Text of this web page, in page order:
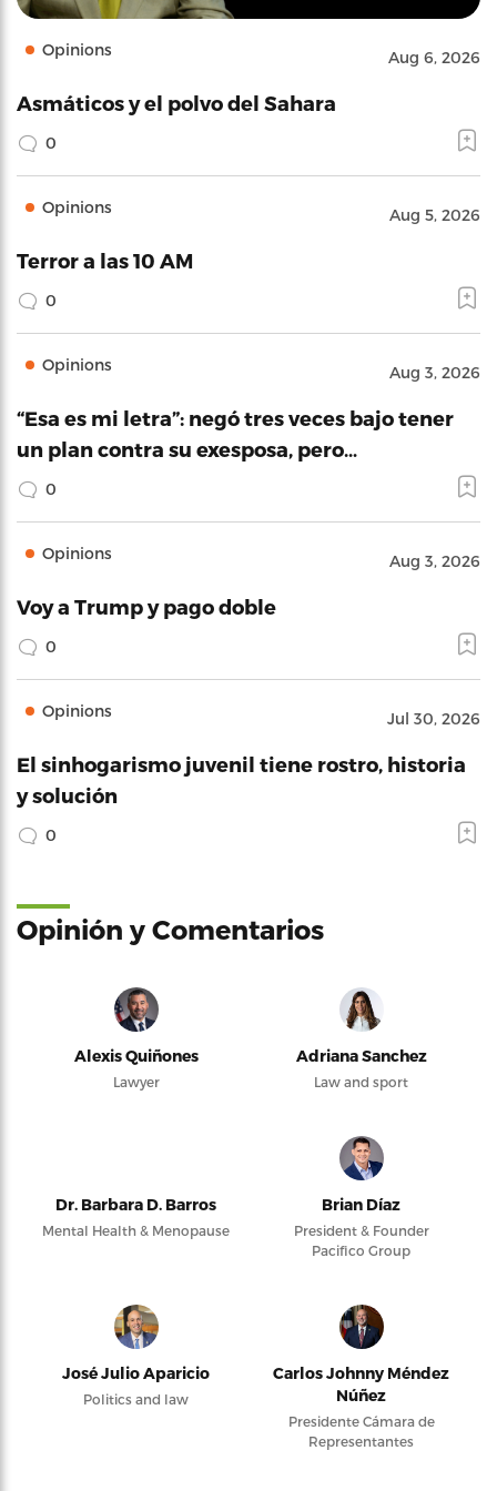
Opinions Aug 6, 2026
Asmáticos y el polvo del Sahara
0
Opinions Aug 5, 2026
Terror a las 10 AM
0
Opinions Aug 3, 2026
“Esa es mi letra”: negó tres veces bajo tener
un plan contra su exesposa, pero…
0
Opinions Aug 3, 2026
Voy a Trump y pago doble
0
Opinions Jul 30, 2026
El sinhogarismo juvenil tiene rostro, historia
y solución
0
Opinión y Comentarios
Alexis Quiñones
Lawyer
Adriana Sanchez
Law and sport
Dr. Barbara D. Barros
Mental Health & Menopause
Brian Díaz
President & Founder
Pacifico Group
José Julio Aparicio
Politics and law
Carlos Johnny Méndez
Núñez
Presidente Cámara de
Representantes